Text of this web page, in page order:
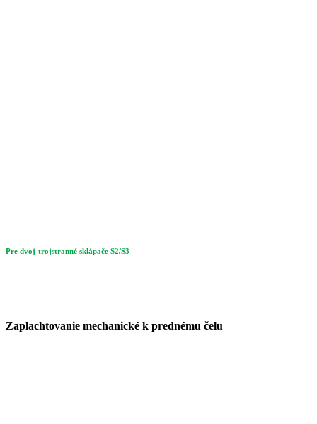
Pre dvoj-trojstranné sklápače S2/S3
Zaplachtovanie mechanické k prednému čelu